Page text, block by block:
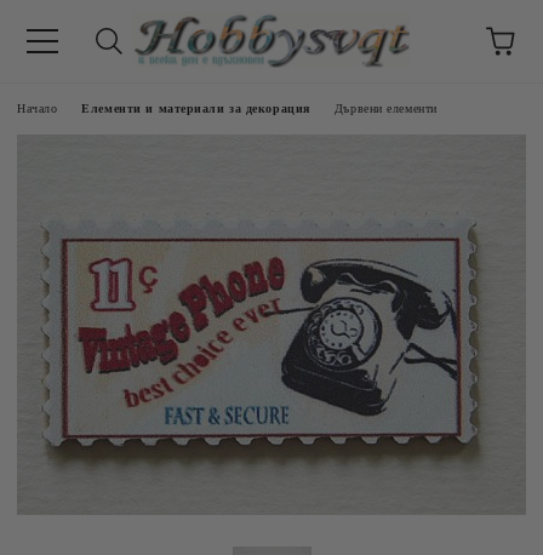
Начало Елементи и материали за декорация Дървени елементи